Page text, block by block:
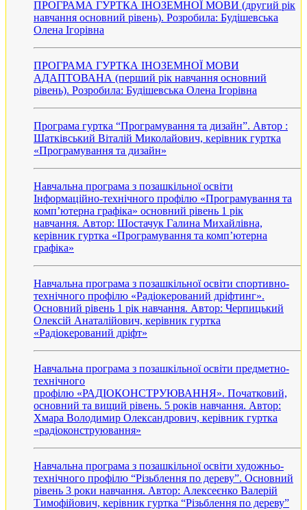
ПРОГРАМА ГУРТКА ІНОЗЕМНОЇ МОВИ (другий рік
навчання основний рівень). Розробила: Будішевська
Олена Ігорівна
ПРОГРАМА ГУРТКА ІНОЗЕМНОЇ МОВИ
АДАПТОВАНА (перший рік навчання oсновний
рівень). Розробила: Будішевська Олена Ігорівна
Програма гуртка “Програмування та дизайн”. Автор :
Шатківський Віталій Миколайович, керівник гуртка
«Програмування та дизайн»
Навчальна програма з позашкільної освіти
Інформаційно-технічного профілю «Програмування та
комп’ютерна графіка» основний рівень 1 рік
навчання. Автор: Шостачук Галина Михайлівна,
керівник гуртка «Програмування та комп’ютерна
графіка»
Навчальна програма з позашкільної освіти спортивно-
технічного профілю «Радіокерований дріфтинг».
Основний рівень 1 рік навчання. Автор: Черпицький
Олексій Анаталійович, керівник гуртка
«Радіокерований дріфт»
Навчальна програма з позашкільної освіти предметно-
технічного
профілю «РАДІОКОНСТРУЮВАННЯ». Початковий,
основний та вищий рівень. 5 років навчання. Автор:
Хмара Володимир Олександрович, керівник гуртка
«радіоконструювання»
Навчальна програма з позашкільної освіти художньо-
технічного профілю “Різьблення по дереву”. Основний
рівень 3 роки навчання. Автор: Алексеєнко Валерій
Тимофійович, керівник гуртка “Різьблення по дереву”